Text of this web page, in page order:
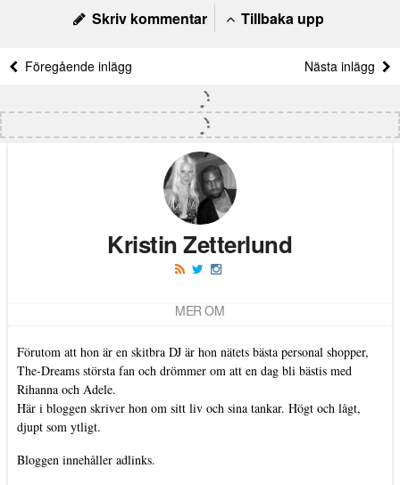
Skriv kommentar Tillbaka upp
Föregående inlägg Nästa inlägg
Kristin Zetterlund
MER OM
Förutom att hon är en skitbra DJ är hon nätets bästa personal shopper,
The-Dreams största fan och drömmer om att en dag bli bästis med
Rihanna och Adele.
Här i bloggen skriver hon om sitt liv och sina tankar. Högt och lågt,
djupt som ytligt.
Bloggen innehåller adlinks.